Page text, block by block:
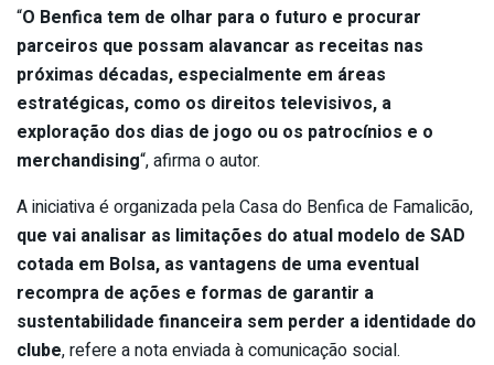
“O Benfica tem de olhar para o futuro e procurar
parceiros que possam alavancar as receitas nas
próximas décadas, especialmente em áreas
estratégicas, como os direitos televisivos, a
exploração dos dias de jogo ou os patrocínios e o
merchandising“, afirma o autor.
A iniciativa é organizada pela Casa do Benfica de Famalicão,
que vai analisar as limitações do atual modelo de SAD
cotada em Bolsa, as vantagens de uma eventual
recompra de ações e formas de garantir a
sustentabilidade financeira sem perder a identidade do
clube, refere a nota enviada à comunicação social.